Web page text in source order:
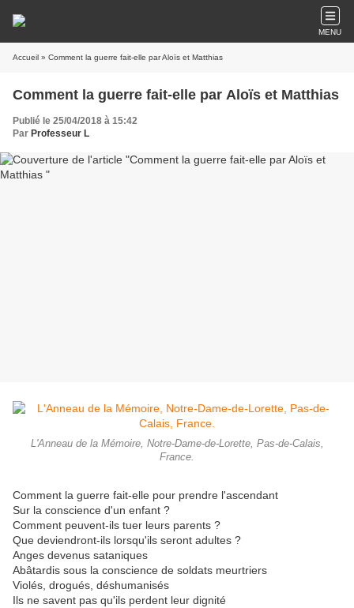
MENU
Accueil » Comment la guerre fait-elle par Aloïs et Matthias
Comment la guerre fait-elle par Aloïs et Matthias
Publié le 25/04/2018 à 15:42
Par Professeur L
L'Anneau de la Mémoire, Notre-Dame-de-Lorette, Pas-de-Calais,
France.
Comment la guerre fait-elle pour prendre l'ascendant
Sur la conscience d'un enfant ?
Comment peuvent-ils tuer leurs parents ?
Que deviendront-ils lorsqu'ils seront adultes ?
Anges devenus sataniques
Abâtardis sous la conscience de soldats meurtriers
Violés, drogués, déshumanisés
Ils ne savent pas qu'ils perdent leur dignité